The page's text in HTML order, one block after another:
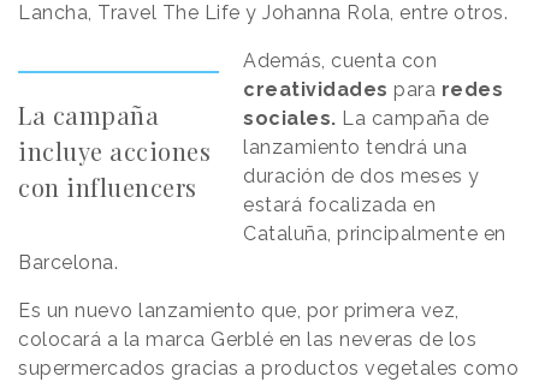
Lancha, Travel The Life y Johanna Rola, entre otros.
La campaña
incluye acciones
con influencers
Además, cuenta con
creatividades para redes
sociales. La campaña de
lanzamiento tendrá una
duración de dos meses y
estará focalizada en
Cataluña, principalmente en
Barcelona.
Es un nuevo lanzamiento que, por primera vez,
colocará a la marca Gerblé en las neveras de los
supermercados gracias a productos vegetales como